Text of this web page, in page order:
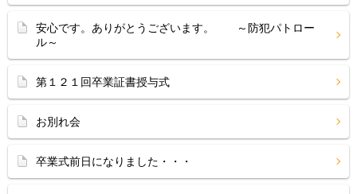
安心です。ありがとうございます。 ～防犯パトロー
ル～
第１２１回卒業証書授与式
お別れ会
卒業式前日になりました・・・